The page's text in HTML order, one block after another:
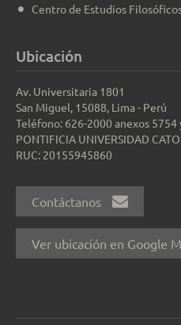
Centro de Estudios
Ubicación
Av. Universitaria 1801
San Miguel, 15088, Lima - Perú
Teléfono: 626-2000 anexos 5754
PONTIFICIA UNIVERSIDAD
RUC: 20155945860
Contáctanos
Ver ubicación en Google